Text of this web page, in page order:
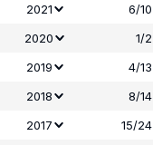
2021 6/10
2020
1/2
2019
4/13
2018
8/14
2017
15/24